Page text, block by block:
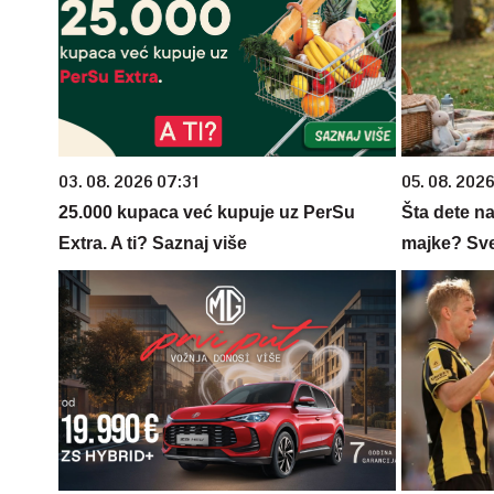
03. 08. 2026 07:31
25.000 kupaca već kupuje uz PerSu
Extra. A ti? Saznaj više
05. 08.
Šta dete
majke?